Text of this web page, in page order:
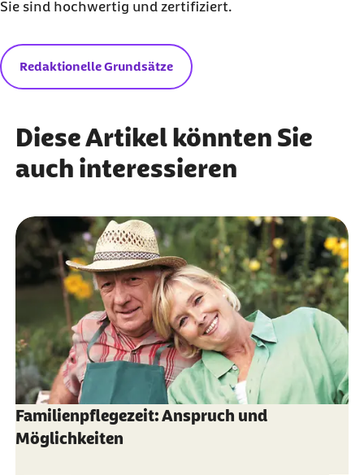
Weiterführende Informationen
Bundesministerium für Familie, Senioren,
Sie sind hochwertig und zertifiziert.
Redaktionelle Grundsätze
Diese Artikel könnten Sie
auch interessieren
Familienpflegezeit: Anspruch und
Möglichkeiten